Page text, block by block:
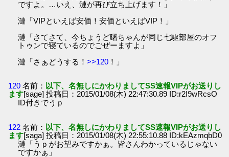
ですよ。…いえ、漣が再び立ち上げます！」
漣「VIPといえば安価！安価といえばVIP！」
漣「さてさて、今ちょうど曙ちゃんが同じ七駆部屋のオフ
トゥンで寝ているのでごぜーますよ」
漣「さぁどうする！>>120 ！」
120 名前： 以下、名無しにかわりましてSS速報VIPがお送りし
ます[sage] 投稿日：2015/01/08(木) 22:47:30.89 ID:r2I9wRcsO
ID付きでうｐ
122 名前： 以下、名無しにかわりましてSS速報VIPがお送りし
ます[saga] 投稿日：2015/01/08(木) 22:55:10.88 ID:kEAzmqbD0
漣「うｐがお望みですかぁ。皆さんわかっているじゃない
ですかぁ」